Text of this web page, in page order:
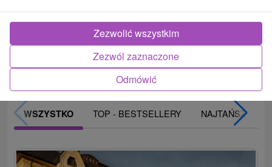
Hotel Most Slávy *** w Trenczyńskich Cieplicach
łączy w sobie kinową elegancję z wysokiej jakości
zabiegami spa. Kompleks trzech...
WSZYSTKO TOP - BESTSELLERY NAJTAŃSZE
Odmówić
Zezwól zaznaczone
Zezwolić wszystkim